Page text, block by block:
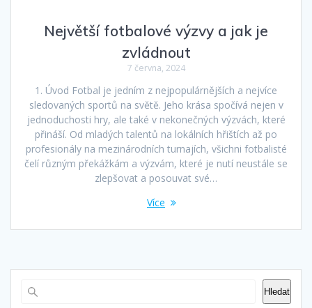
Největší fotbalové výzvy a jak je
zvládnout
7 června, 2024
1. Úvod Fotbal je jedním z nejpopulárnějších a nejvíce
sledovaných sportů na světě. Jeho krása spočívá nejen v
jednoduchosti hry, ale také v nekonečných výzvách, které
přináší. Od mladých talentů na lokálních hřištích až po
profesionály na mezinárodních turnajích, všichni fotbalisté
čelí různým překážkám a výzvám, které je nutí neustále se
zlepšovat a posouvat své…
Více
Hledat